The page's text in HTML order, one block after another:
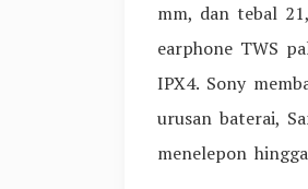
mm, dan tebal
earphone TWS
IPX4. Sony
urusan baterai,
menelepon